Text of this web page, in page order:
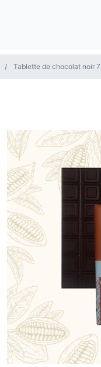
Tablette de chocolat noir